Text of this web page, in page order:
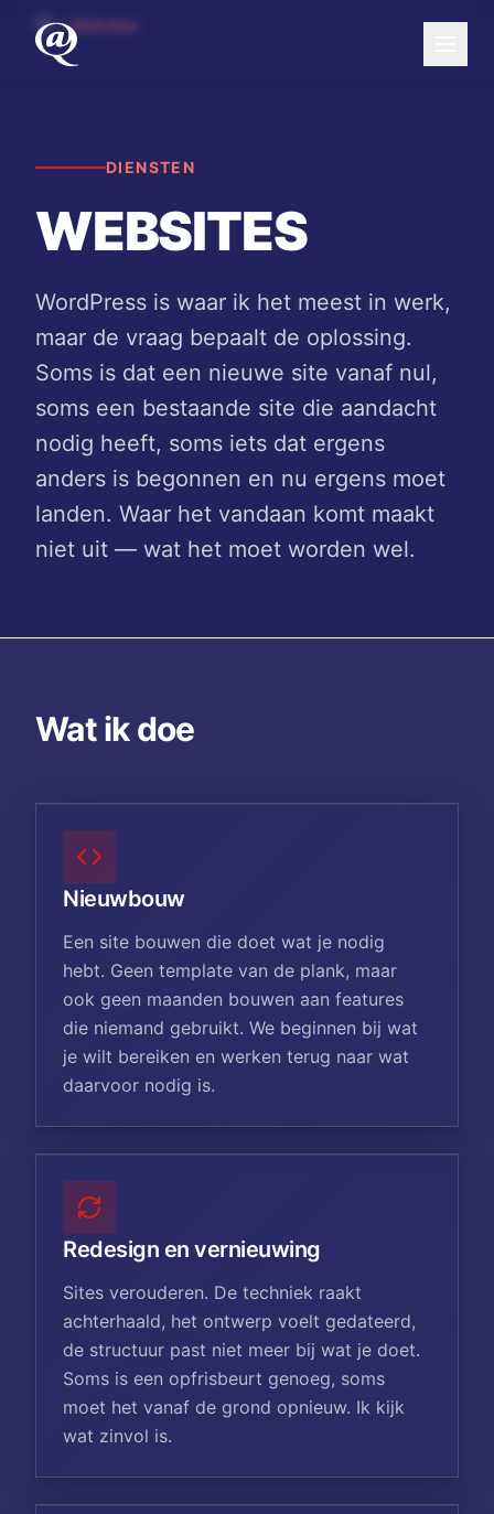
Websites
DIENSTEN
WEBSITES
WordPress is waar ik het meest in werk,
maar de vraag bepaalt de oplossing.
Soms is dat een nieuwe site vanaf nul,
soms een bestaande site die aandacht
nodig heeft, soms iets dat ergens
anders is begonnen en nu ergens moet
landen. Waar het vandaan komt maakt
niet uit — wat het moet worden wel.
Wat ik doe
Nieuwbouw
Een site bouwen die doet wat je nodig
hebt. Geen template van de plank, maar
ook geen maanden bouwen aan features
die niemand gebruikt. We beginnen bij wat
je wilt bereiken en werken terug naar wat
daarvoor nodig is.
Redesign en vernieuwing
Sites verouderen. De techniek raakt
achterhaald, het ontwerp voelt gedateerd,
de structuur past niet meer bij wat je doet.
Soms is een opfrisbeurt genoeg, soms
moet het vanaf de grond opnieuw. Ik kijk
wat zinvol is.